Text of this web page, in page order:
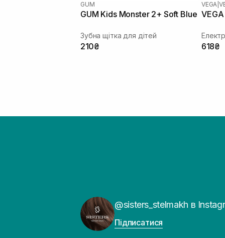
GUM
GUM Kids Monster 2+ Soft Blue
Зубна щітка для дітей
210₴
VEGA
618₴
@sisters_stelmakh в
Підписатися